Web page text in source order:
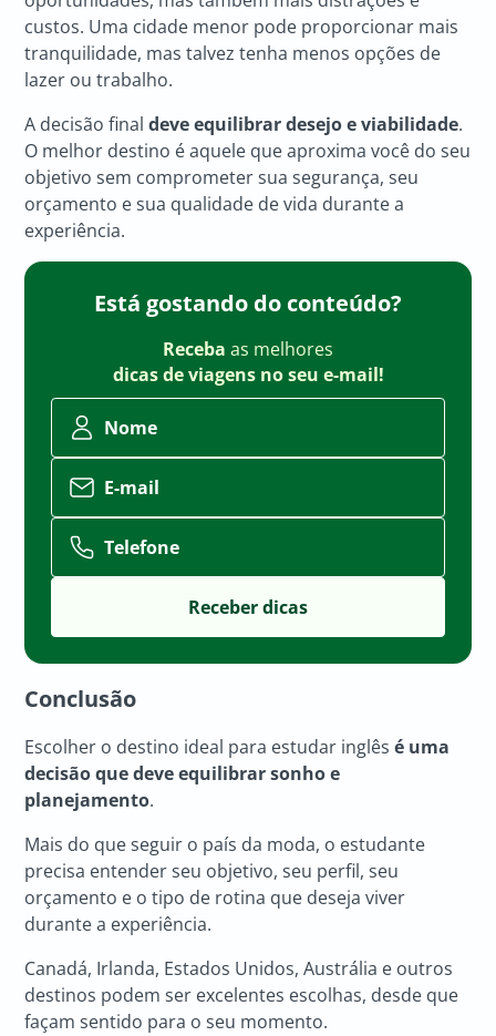
custos. Uma cidade menor pode proporcionar mais
tranquilidade, mas talvez tenha menos opções de
lazer ou trabalho.
A decisão finaldeve equilibrar desejo e viabilidade.
O melhor destino é aquele que aproxima você do seu
objetivo sem comprometer sua segurança, seu
orçamento e sua qualidade de vida durante a
experiência.
Está gostando do conteúdo?
Receba as melhores
dicas de viagens no seu e-mail!
Nome
E-mail
Telefone
Conclusão
Escolher o destino ideal para estudar inglêsé uma
decisão que deve equilibrar sonho e
planejamento.
Mais do que seguir o país da moda, o estudante
precisa entender seu objetivo, seu perfil, seu
orçamento e o tipo de rotina que deseja viver
durante a experiência.
Canadá, Irlanda, Estados Unidos, Austrália e outros
destinos podem ser excelentes escolhas, desde que
façam sentido para o seu momento.